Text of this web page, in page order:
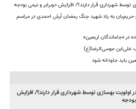
شهرداری قرار دارند؟/ افزایش دوبرابر و نیمی بودجه
به یاد شهید جنگ رمضان آرش احمدی در مراسم
در «جاماندگان اربعین»
علی‌ابن موسی‌الرضا(ع)
باید جاودانه شود
اولویت بهسازی توسط شهرداری قرار دارند؟/ افزایش
بودجه